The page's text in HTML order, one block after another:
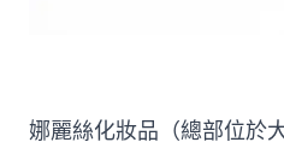
娜麗絲化妝品（總部位於